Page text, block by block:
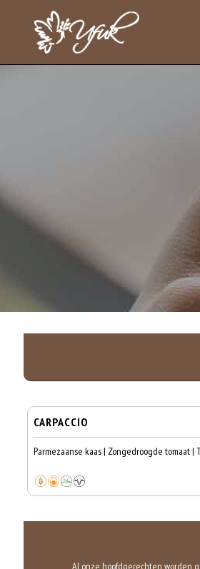
CARPACCIO
Parmezaanse kaas | Zongedroogde tomaat |
Al onze hoofdgerechten worden